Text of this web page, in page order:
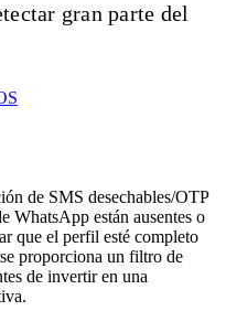
gran parte del
de SMS desechables/OTP
WhatsApp están ausentes o
que el perfil esté completo
proporciona un filtro de
de invertir en una